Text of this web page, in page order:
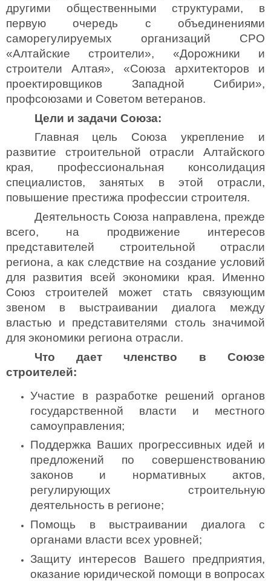
другими общественными структурами, в
первую очередь с объединениями
саморегулируемых организаций СРО
«Алтайские строители», «Дорожники и
строители Алтая», «Союза архитекторов и
проектировщиков Западной Сибири»,
профсоюзами и Советом ветеранов.
Цели и задачи Союза:
Главная цель Союза укрепление и
развитие строительной отрасли Алтайского
края, профессиональная консолидация
специалистов, занятых в этой отрасли,
повышение престижа профессии строителя.
Деятельность Союза направлена, прежде
всего, на продвижение интересов
представителей строительной отрасли
региона, а как следствие на создание условий
для развития всей экономики края. Именно
Союз строителей может стать связующим
звеном в выстраивании диалога между
властью и представителями столь значимой
для экономики региона отрасли.
Что дает членство в Союзе
строителей:
Участие в разработке решений органов
государственной власти и местного
самоуправления;
Поддержка Ваших прогрессивных идей и
предложений по совершенствованию
законов и нормативных актов,
регулирующих строительную
деятельность в регионе;
Помощь в выстраивании диалога с
органами власти всех уровней;
Защиту интересов Вашего предприятия,
оказание юридической помощи в вопросах